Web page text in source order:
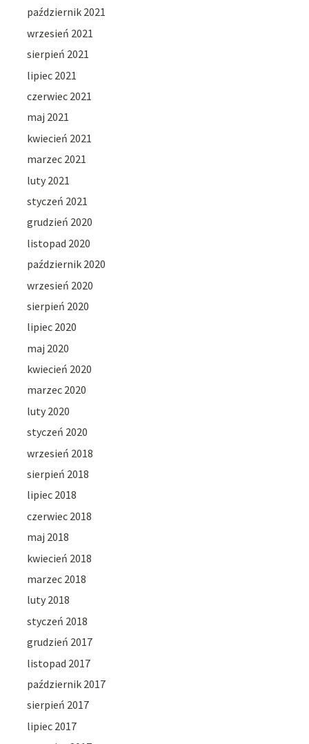
październik 2021
wrzesień 2021
sierpień 2021
lipiec 2021
czerwiec 2021
maj 2021
kwiecień 2021
marzec 2021
luty 2021
styczeń 2021
grudzień 2020
listopad 2020
październik 2020
wrzesień 2020
sierpień 2020
lipiec 2020
maj 2020
kwiecień 2020
marzec 2020
luty 2020
styczeń 2020
wrzesień 2018
sierpień 2018
lipiec 2018
czerwiec 2018
maj 2018
kwiecień 2018
marzec 2018
luty 2018
styczeń 2018
grudzień 2017
listopad 2017
październik 2017
sierpień 2017
lipiec 2017